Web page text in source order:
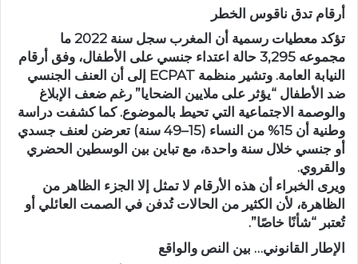
أرقام تدق ناقوس الخطر
تؤكد معطيات رسمية أن المغرب سجل سنة 2022 ما
مجموعه 3,295 حالة اعتداء جنسي على الأطفال، وفق أرقام
النيابة العامة. وتشير منظمة ECPAT إلى أن العنف الجنسي
ضد الأطفال “يؤثر على ملايين الضحايا” رغم ضعف الإبلاغ
والوصمة الاجتماعية التي تحيط بالموضوع. كما كشفت دراسة
وطنية أن 15% من النساء (15–49 سنة) تعرضن لعنف جسدي
أو جنسي خلال سنة واحدة، مع تباين بين الوسطين الحضري
والقروي.
ويرى الخبراء أن هذه الأرقام لا تمثل إلا الجزء الظاهر من
الظاهرة، لأن الكثير من الحالات تُدفن في الصمت العائلي أو
تُعتبر “شأنًا خاصًا”.
الإطار القانوني… بين النص والواقع